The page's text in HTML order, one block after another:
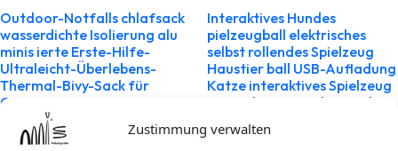
Zustimmung verwalten
Outdoor-Notfalls chlafsack
wasserdichte Isolierung alu
minis ierte Erste-Hilfe-
Ultraleicht-Überlebens-
Thermal-Bivy-Sack für
Camping
8,37 € inkl. MwSt
Interaktives Hundes
pielzeugball elektrisches
selbst rollendes Spielzeug
Haustier ball USB-Aufladung
Katze interaktives Spielzeug
für Welpen Kätzchen und